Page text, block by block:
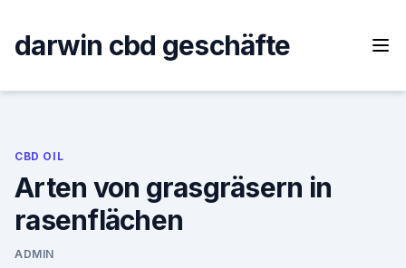
content
darwin cbd geschäfte
CBD OIL
Arten von grasgräsern in
rasenflächen
ADMIN